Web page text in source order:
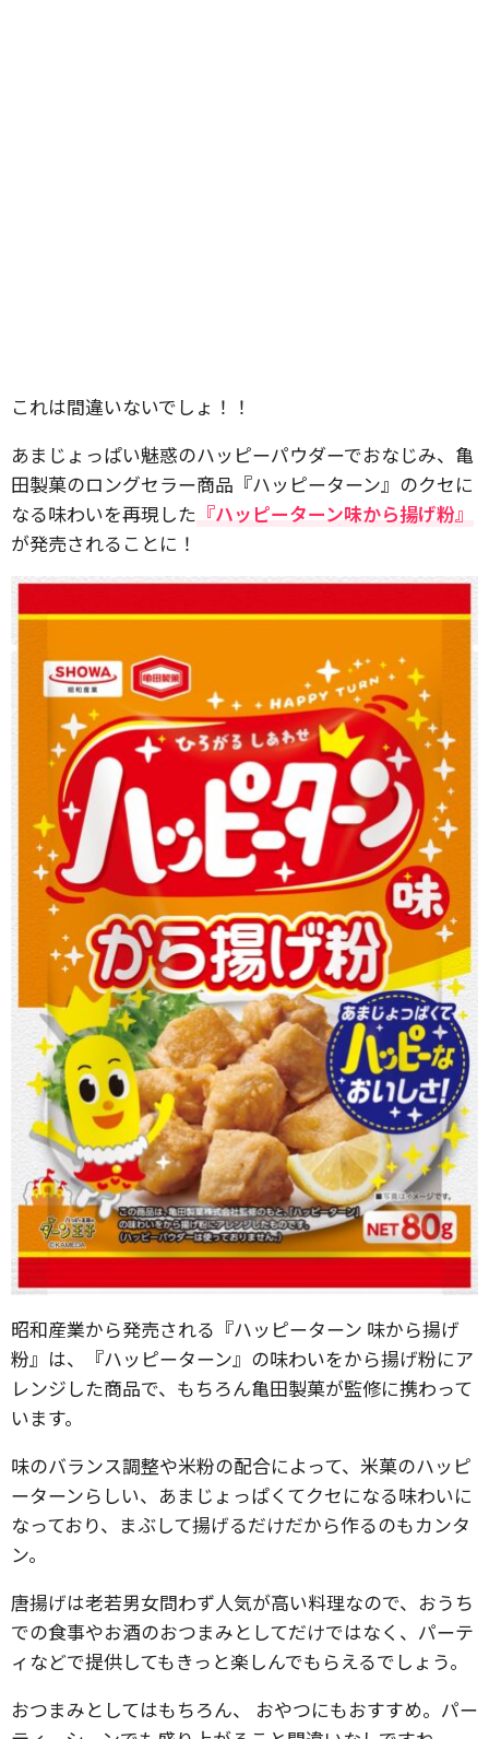
これは間違いないでしょ！！
あまじょっぱい魅惑のハッピーパウダーでおなじみ、亀
田製菓のロングセラー商品『ハッピーターン』のクセに
なる味わいを再現した 『ハッピーターン味から揚げ粉』
が発売されることに！
昭和産業から発売される『ハッピーターン 味から揚げ
粉』は、『ハッピーターン』の味わいをから揚げ粉にア
レンジした商品で、もちろん亀田製菓が監修に携わって
います。
味のバランス調整や米粉の配合によって、米菓のハッピ
ーターンらしい、あまじょっぱくてクセになる味わいに
なっており、まぶして揚げるだけだから作るのもカンタ
ン。
唐揚げは老若男女問わず人気が高い料理なので、おうち
での食事やお酒のおつまみとしてだけではなく、パーテ
ィなどで提供してもきっと楽しんでもらえるでしょう。
おつまみとしてはもちろん、 おやつにもおすすめ。パー